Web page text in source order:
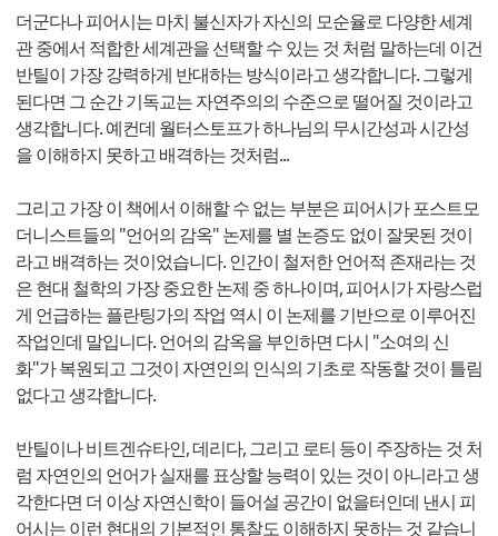
더군다나 피어시는 마치 불신자가 자신의 모순율로 다양한 세계
관 중에서 적합한 세계관을 선택할 수 있는 것 처럼 말하는데 이건
반틸이 가장 강력하게 반대하는 방식이라고 생각합니다. 그렇게
된다면 그 순간 기독교는 자연주의의 수준으로 떨어질 것이라고
생각합니다. 예컨데 월터스토프가 하나님의 무시간성과 시간성
을 이해하지 못하고 배격하는 것처럼...
그리고 가장 이 책에서 이해할 수 없는 부분은 피어시가 포스트모
더니스트들의 "언어의 감옥" 논제를 별 논증도 없이 잘못된 것이
라고 배격하는 것이었습니다. 인간이 철저한 언어적 존재라는 것
은 현대 철학의 가장 중요한 논제 중 하나이며, 피어시가 자랑스럽
게 언급하는 플란팅가의 작업 역시 이 논제를 기반으로 이루어진
작업인데 말입니다. 언어의 감옥을 부인하면 다시 "소여의 신
화"가 복원되고 그것이 자연인의 인식의 기초로 작동할 것이 틀림
없다고 생각합니다.
반틸이나 비트겐슈타인, 데리다, 그리고 로티 등이 주장하는 것 처
럼 자연인의 언어가 실재를 표상할 능력이 있는 것이 아니라고 생
각한다면 더 이상 자연신학이 들어설 공간이 없을터인데 낸시 피
어시는 이런 현대의 기본적인 통찰도 이해하지 못하는 것 같습니